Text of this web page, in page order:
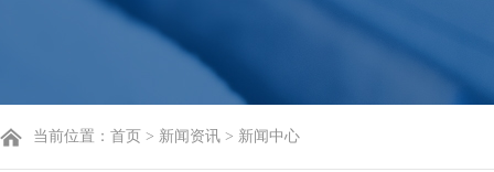
当前位置： 首页 > 新闻资讯 > 新闻中心